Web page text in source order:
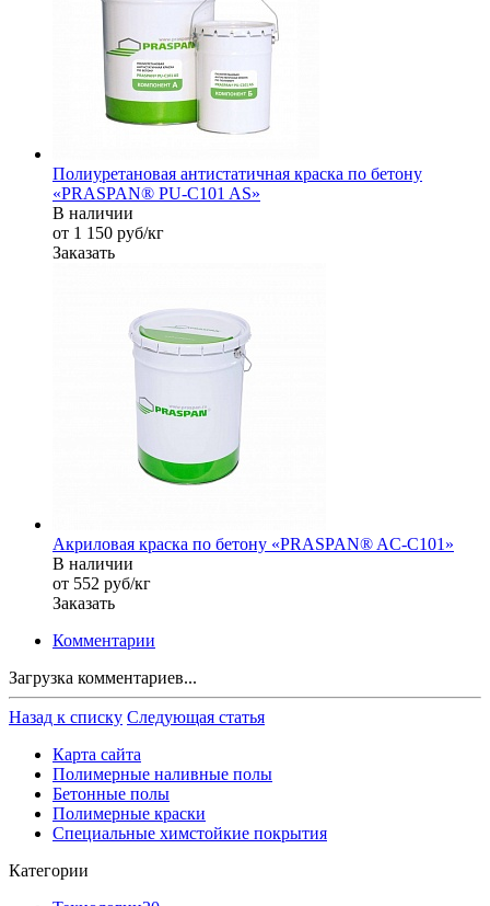
Полиуретановая антистатичная краска по бетону
«PRASPAN® PU-C101 AS»
В наличии
от 1 150 руб/кг
Заказать
Акриловая краска по бетону «PRASPAN® AC-C101»
В наличии
от 552 руб/кг
Заказать
Комментарии
Загрузка комментариев...
Назад к списку Следующая статья
Карта сайта
Полимерные наливные полы
Бетонные полы
Полимерные краски
Специальные химстойкие покрытия
Категории